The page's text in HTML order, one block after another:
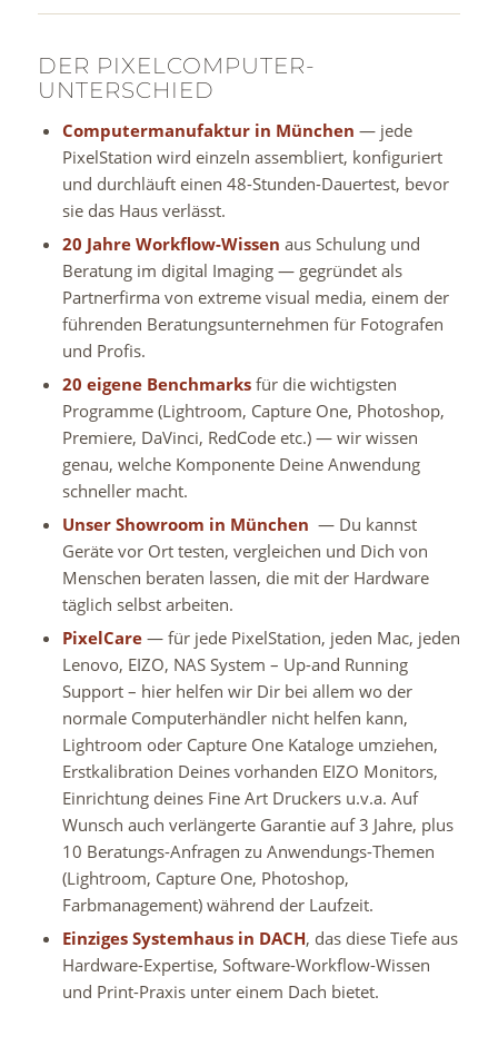
DER PIXELCOMPUTER-
UNTERSCHIED
Computermanufaktur in München — jede
PixelStation wird einzeln assembliert, konfiguriert
und durchläuft einen 48-Stunden-Dauertest, bevor
sie das Haus verlässt.
20 Jahre Workflow-Wissen aus Schulung und
Beratung im digital Imaging — gegründet als
Partnerfirma von extreme visual media, einem der
führenden Beratungsunternehmen für Fotografen
und Profis.
20 eigene Benchmarksfür die wichtigsten
Programme (Lightroom, Capture One, Photoshop,
Premiere, DaVinci, RedCode etc.) — wir wissen
genau, welche Komponente Deine Anwendung
schneller macht.
Unser Showroom in München — Du kannst
Geräte vor Ort testen, vergleichen und Dich von
Menschen beraten lassen, die mit der Hardware
täglich selbst arbeiten.
PixelCare— für jede PixelStation, jeden Mac, jeden
Lenovo, EIZO, NAS System – Up-and Running
Support – hier helfen wir Dir bei allem wo der
normale Computerhändler nicht helfen kann,
Lightroom oder Capture One Kataloge umziehen,
Erstkalibration Deines vorhanden EIZO Monitors,
Einrichtung deines Fine Art Druckers u.v.a. Auf
Wunsch auch verlängerte Garantie auf 3 Jahre, plus
10 Beratungs-Anfragen zu Anwendungs-Themen
(Lightroom, Capture One, Photoshop,
Farbmanagement) während der Laufzeit.
Einziges Systemhaus in DACH, das diese Tiefe aus
Hardware-Expertise, Software-Workflow-Wissen
und Print-Praxis unter einem Dach bietet.